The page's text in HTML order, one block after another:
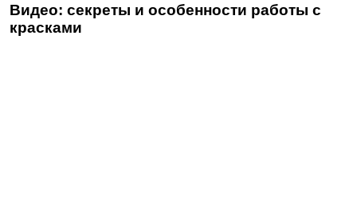
Видео: секреты и особенности работы с
красками